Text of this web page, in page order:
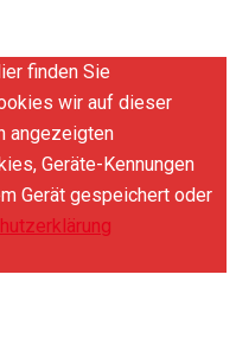
finden Sie
wir auf dieser
angezeigten
Geräte-Kennungen
Gerät gespeichert oder